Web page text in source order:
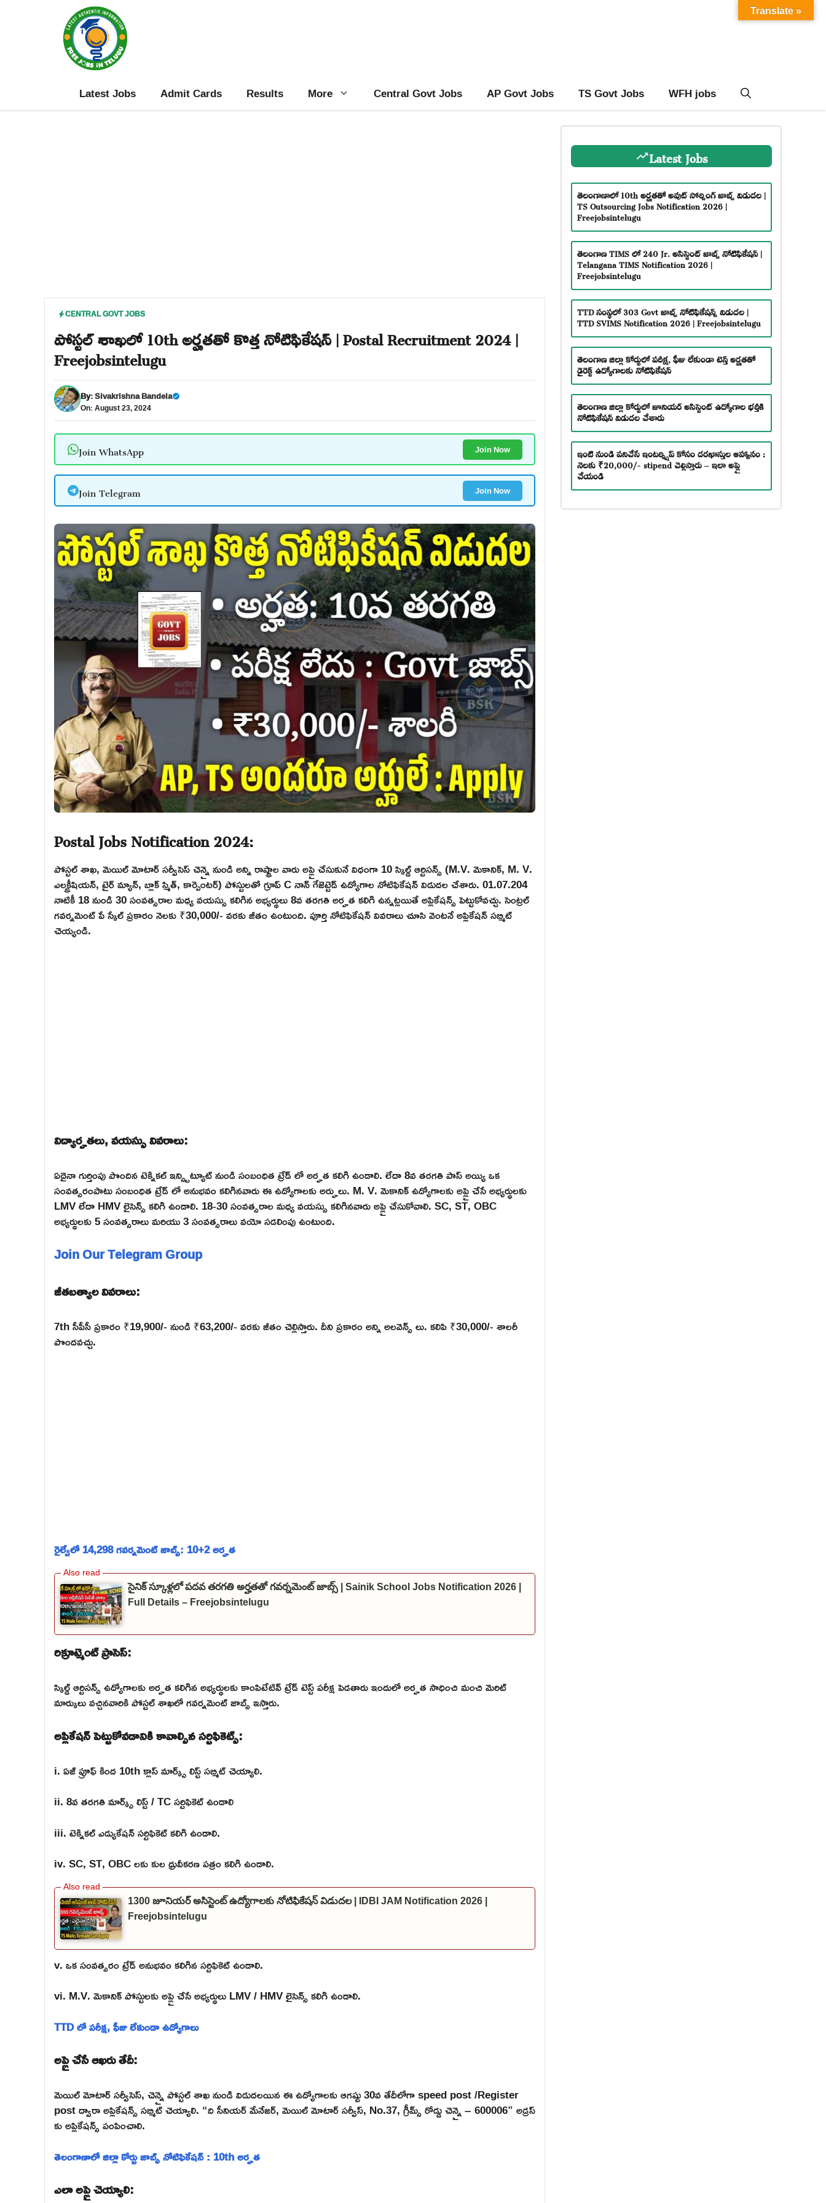
Latest Jobs Admit Cards Results More Central Govt Jobs AP Govt Jobs TS Govt Jobs WFH jobs
CENTRAL GOVT JOBS
పోస్టల్ శాఖలో 10th అర్హతతో కొత్త నోటిఫికేషన్ | Postal Recruitment 2024 |
Freejobsintelugu
By:Sivakrishna Bandela
On: August 23, 2024
Join WhatsApp Join Now
Join Telegram Join Now
Postal Jobs Notification 2024:
పోస్టల్ శాఖ, మెయిల్ మోటార్ సర్వీసెస్ చెన్నై నుండి అన్ని రాష్ట్రాల వారు అప్లై చేసుకునే విధంగా 10 స్కిల్డ్ ఆర్టిసన్స్ (M.V. మెకానిక్, M. V.
ఎలక్ట్రీషియన్, టైర్ మ్యాన్, బ్లాక్ స్మిత్, కార్పెంటర్) పోస్టులతో గ్రూప్ C నాన్ గేజెట్టెడ్ ఉద్యోగాల నోటిఫికేషన్ విడుదల చేశారు. 01.07.204
నాటికీ 18 నుండి 30 సంవత్సరాల మధ్య వయస్సు కలిగిన అభ్యర్థులు 8వ తరగతి అర్హత కలిగి ఉన్నట్లయితే అప్లికేషన్స్ పెట్టుకోవచ్చు. సెంట్రల్
గవర్నమెంట్ పే స్కేల్ ప్రకారం నెలకు ₹30,000/- వరకు జీతం ఉంటుంది. పూర్తి నోటిఫికేషన్ వివరాలు చూసి వెంటనే అప్లికేషన్ సబ్మిట్
చెయ్యండి.
విద్యార్హతలు, వయస్సు వివరాలు:
ఏదైనా గుర్తింపు పొందిన టెక్నికల్ ఇన్స్టిట్యూట్ నుండి సంబంధిత ట్రేడ్ లో అర్హత కలిగి ఉండాలి. లేదా 8వ తరగతి పాస్ అయ్యి ఒక
సంవత్సరంపాటు సంబంధిత ట్రేడ్ లో అనుభవం కలిగినవారు ఈ ఉద్యోగాలకు అర్హులు. M. V. మెకానిక్ ఉద్యోగాలకు అప్లై చేసే అభ్యర్థులకు
LMV లేదా HMV లైసెన్స్ కలిగి ఉండాలి. 18-30 సంవత్సరాల మధ్య వయస్సు కలిగినవారు అప్లై చేసుకోవాలి. SC, ST, OBC
అభ్యర్థులకు 5 సంవత్సరాలు మరియు 3 సంవత్సరాలు వయో సడలింపు ఉంటుంది.
Join Our Telegram Group
జీతబత్యాల వివరాలు:
7th సీపీసీ ప్రకారం ₹19,900/- నుండి ₹63,200/- వరకు జీతం చెల్లిస్తారు. దీని ప్రకారం అన్ని అలవెన్స్ లు. కలిపి ₹30,000/- శాలరీ
పొందవచ్చు.
రైల్వేలో 14,298 గవర్నమెంట్ జాబ్స్: 10+2 అర్హత
సైనిక్ స్కూళ్లలో పదవ తరగతి అర్హతతో గవర్నమెంట్ జాబ్స్ | Sainik School Jobs Notification 2026 |
Full Details – Freejobsintelugu
రిక్రూట్మెంట్ ప్రాసెస్:
స్కిల్డ్ ఆర్టిసన్స్ ఉద్యోగాలకు అర్హత కలిగిన అభ్యర్థులకు కాంపిటేటివ్ ట్రేడ్ టెస్ట్ పరీక్ష పెడతారు ఇందులో అర్హత సాధించి మంచి మెరిట్
మార్కులు వచ్చినవారికి పోస్టల్ శాఖలో గవర్నమెంట్ జాబ్స్ ఇస్తారు.
అప్లికేషన్ పెట్టుకోవడానికి కావాల్సిన సర్టిఫికెట్స్:
i. ఏజ్ ప్రూఫ్ కింద 10th క్లాస్ మార్క్స్ లిస్ట్ సబ్మిట్ చెయ్యాలి.
ii. 8వ తరగతి మార్క్స్ లిస్ట్ / TC సర్టిఫికెట్ ఉండాలి
iii. టెక్నికల్ ఎడ్యుకేషన్ సర్టిఫికెట్ కలిగి ఉండాలి.
iv. SC, ST, OBC లకు కుల ధ్రువీకరణ పత్రం కలిగి ఉండాలి.
1300 జూనియర్ అసిస్టెంట్ ఉద్యోగాలకు నోటిఫికేషన్ విడుదల | IDBI JAM Notification 2026 |
Freejobsintelugu
v. ఒక సంవత్సరం ట్రేడ్ అనుభవం కలిగిన సర్టిఫికెట్ ఉండాలి.
vi. M.V. మెకానిక్ పోస్టులకు అప్లై చేసే అభ్యర్థులు LMV / HMV లైసెన్స్ కలిగి ఉండాలి.
TTD లో పరీక్ష, ఫీజు లేకుండా ఉద్యోగాలు
అప్లై చేసే ఆఖరు తేదీ:
మెయిల్ మోటార్ సర్వీసెస్, చెన్నై పోస్టల్ శాఖ నుండి విడుదలయిన ఈ ఉద్యోగాలకు ఆగష్టు 30వ తేదీలోగా speed post /Register
post ద్వారా అప్లికేషన్స్ సబ్మిట్ చెయ్యాలి. “ది సీనియర్ మేనేజర్, మెయిల్ మోటార్ సర్వీస్, No.37, గ్రీమ్స్ రోడ్డు చెన్నై – 600006” అడ్రస్
కు అప్లికేషన్స్ పంపించాలి.
తెలంగాణాలో జిల్లా కోర్టు జాబ్స్ నోటిఫికేషన్ : 10th అర్హత
ఎలా అప్లై చెయ్యాలి:
Latest Jobs
తెలంగాణాలో 10th అర్హతతో అవుట్ సోర్సింగ్ జాబ్స్ విడుదల |
TS Outsourcing Jobs Notification 2026 |
Freejobsintelugu
తెలంగాణ TIMS లో 240 Jr. అసిస్టెంట్ జాబ్స్ నోటిఫికేషన్ |
Telangana TIMS Notification 2026 |
Freejobsintelugu
TTD సంస్థలో 303 Govt జాబ్స్ నోటిఫికేషన్స్ విడుదల |
TTD SVIMS Notification 2026 | Freejobsintelugu
తెలంగాణ జిల్లా కోర్టులో పరీక్ష, ఫీజు లేకుండా టెన్త్ అర్హతతో
డైరెక్ట్ ఉద్యోగాలకు నోటిఫికేషన్
తెలంగాణ జిల్లా కోర్టులో జూనియర్ అసిస్టెంట్ ఉద్యోగాల భర్తీకి
నోటిఫికేషన్ విడుదల చేశారు
ఇంటి నుండి పనిచేసే ఇంటర్న్షిప్ కోసం దరఖాస్తుల ఆహ్వానం :
నెలకు ₹20,000/- stipend చెల్లిస్తారు – ఇలా అప్లై
చేయండి
Translate »